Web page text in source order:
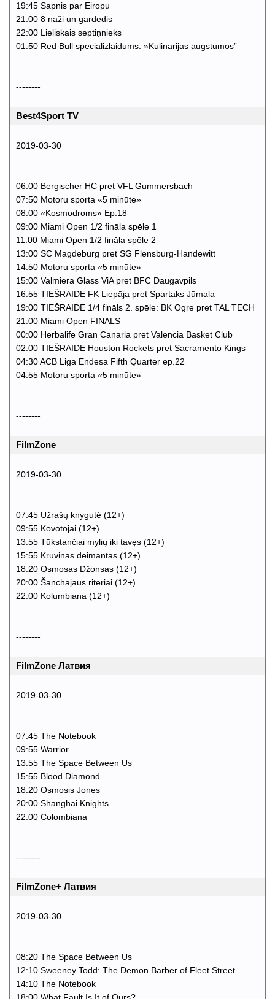
19:45 Sapnis par Eiropu
21:00 8 naži un gardēdis
22:00 Lieliskais septiņnieks
01:50 Red Bull speciālizlaidums: »Kulinārijas augstumos”
--------
Best4Sport TV
2019-03-30
06:00 Bergischer HC pret VFL Gummersbach
07:50 Motoru sporta «5 minūte»
08:00 «Kosmodroms» Ep.18
09:00 Miami Open 1/2 fināla spēle 1
11:00 Miami Open 1/2 fināla spēle 2
13:00 SC Magdeburg pret SG Flensburg-Handewitt
14:50 Motoru sporta «5 minūte»
15:00 Valmiera Glass ViA pret BFC Daugavpils
16:55 TIEŠRAIDE FK Liepāja pret Spartaks Jūmala
19:00 TIEŠRAIDE 1/4 fināls 2. spēle: BK Ogre pret TAL TECH
21:00 Miami Open FINĀLS
00:00 Herbalife Gran Canaria pret Valencia Basket Club
02:00 TIEŠRAIDE Houston Rockets pret Sacramento Kings
04:30 ACB Liga Endesa Fifth Quarter ep.22
04:55 Motoru sporta «5 minūte»
--------
FilmZone
2019-03-30
07:45 Užrašų knygutė (12+)
09:55 Kovotojai (12+)
13:55 Tūkstančiai mylių iki tavęs (12+)
15:55 Kruvinas deimantas (12+)
18:20 Osmosas Džonsas (12+)
20:00 Šanchajaus riteriai (12+)
22:00 Kolumbiana (12+)
--------
FilmZone Латвия
2019-03-30
07:45 The Notebook
09:55 Warrior
13:55 The Space Between Us
15:55 Blood Diamond
18:20 Osmosis Jones
20:00 Shanghai Knights
22:00 Colombiana
--------
FilmZone+ Латвия
2019-03-30
08:20 The Space Between Us
12:10 Sweeney Todd: The Demon Barber of Fleet Street
14:10 The Notebook